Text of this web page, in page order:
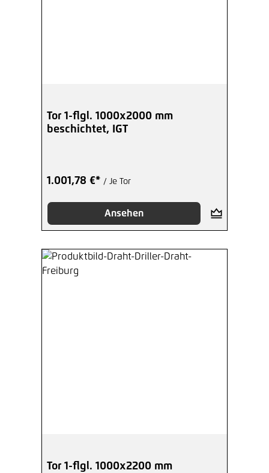
Tor 1-flgl. 1000x2000 mm
beschichtet, IGT
1.001,78 €* / Je Tor
Ansehen
Tor 1-flgl. 1000x2200 mm